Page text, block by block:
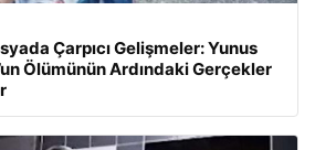
Çarpıcı Gelişmeler: Yunus
Ölümünün Ardındaki Gerçekler